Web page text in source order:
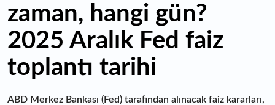
zaman, hangi gün?
2025 Aralık Fed faiz
toplantı tarihi
ABD Merkez Bankası (Fed) tarafından alınacak faiz kararları,